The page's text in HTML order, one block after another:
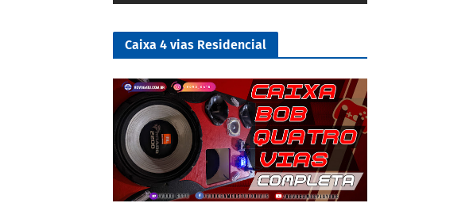
Caixa 4 vias Residencial